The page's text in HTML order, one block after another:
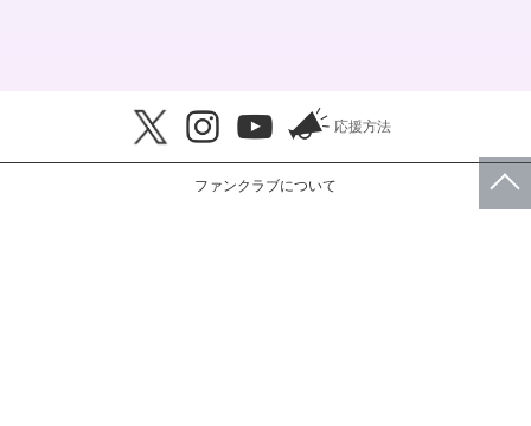
応援方法
ファンクラブについて